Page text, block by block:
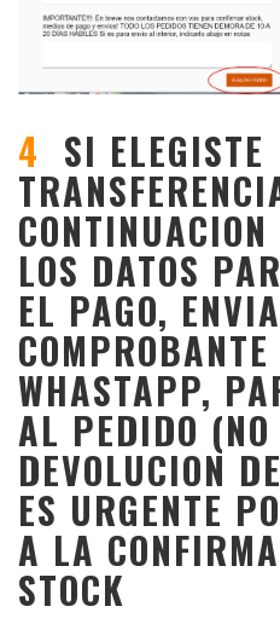
4 SI ELEGISTE
LOS DATOS
EL PAGO,
WHASTAPP,
AL PEDIDO (NO
DEVOLUCION
ES URGENTE
A LA
STOCK